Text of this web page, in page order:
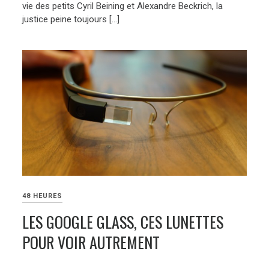
vie des petits Cyril Beining et Alexandre Beckrich, la
justice peine toujours […]
48 HEURES
LES GOOGLE GLASS, CES LUNETTES
POUR VOIR AUTREMENT